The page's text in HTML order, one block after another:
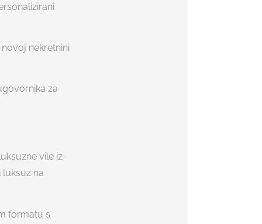
nekretnini
za
vile iz
na
formatu s